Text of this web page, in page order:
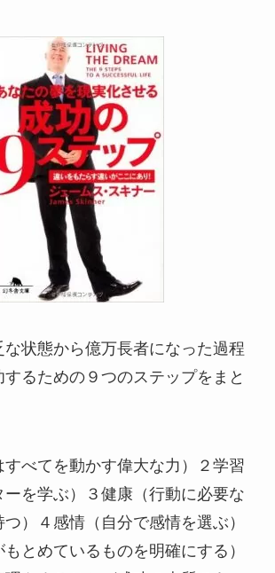
状態から億万長者になった過程
るための９つのステップをまと
すべてを動かす偉大な力）２学習
ーを学ぶ）３健康（行動に必要な
）４感情（自分で感情を選ぶ）
とめているものを明確にする）